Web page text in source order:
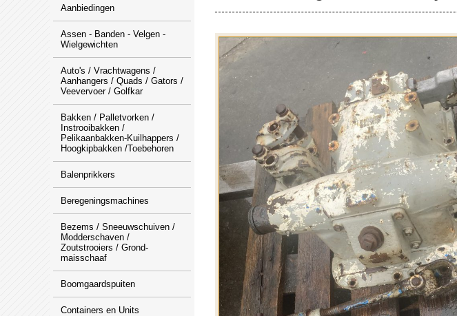
Aanbiedingen
Assen - Banden - Velgen -
Wielgewichten
Auto's / Vrachtwagens /
Aanhangers / Quads / Gators /
Veevervoer / Golfkar
Bakken / Palletvorken /
Instrooibakken /
Pelikaanbakken-Kuilhappers /
Hoogkipbakken /Toebehoren
Balenprikkers
Beregeningsmachines
Bezems / Sneeuwschuiven /
Modderschaven /
Zoutstrooiers / Grond-
maisschaaf
Boomgaardspuiten
Containers en Units